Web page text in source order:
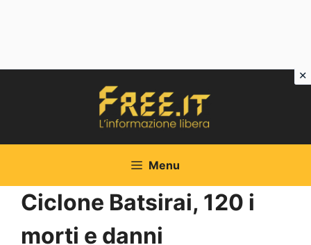
Menu
Ciclone Batsirai, 120 i
morti e danni